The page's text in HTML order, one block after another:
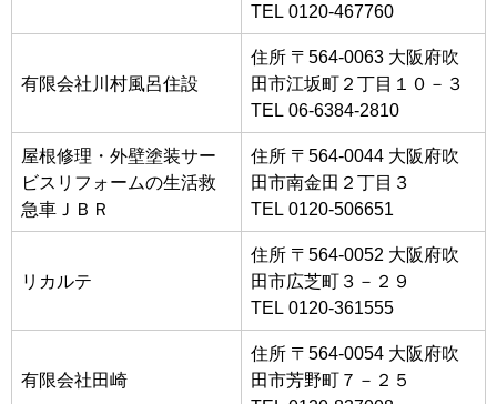
TEL 0120-467760
有限会社川村風呂住設
住所 〒564-0063 大阪府吹
田市江坂町２丁目１０－３
TEL 06-6384-2810
屋根修理・外壁塗装サー
ビスリフォームの生活救
急車ＪＢＲ
住所 〒564-0044 大阪府吹
田市南金田２丁目３
TEL 0120-506651
リカルテ
住所 〒564-0052 大阪府吹
田市広芝町３－２９
TEL 0120-361555
有限会社田崎
住所 〒564-0054 大阪府吹
田市芳野町７－２５